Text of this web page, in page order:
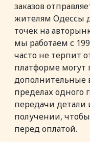
заказов
жителям Одессы
точек на
мы работаем с
часто не терпит
платформе
дополнительные
пределах одного
передачи детали
получении,
перед оплатой.